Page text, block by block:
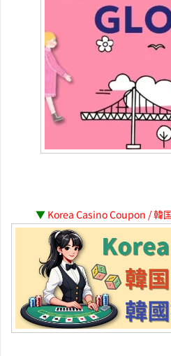
▼ Korea Casino Coupon / 韓